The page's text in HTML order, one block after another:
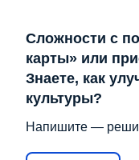
Сложности с
карты» или
Знаете, как
культуры?
Напишите —